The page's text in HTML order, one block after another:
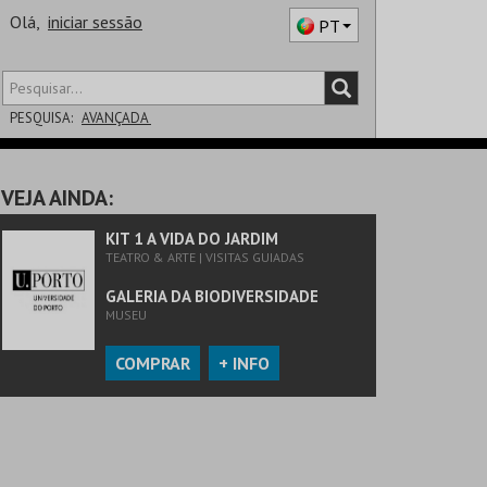
Olá, iniciar sessão PT
PESQUISA: AVANÇADA
SALA
VEJA AINDA:
KIT 1 A VIDA DO JARDIM
TEATRO & ARTE | VISITAS GUIADAS
GALERIA DA BIODIVERSIDADE
MUSEU
COMPRAR + INFO